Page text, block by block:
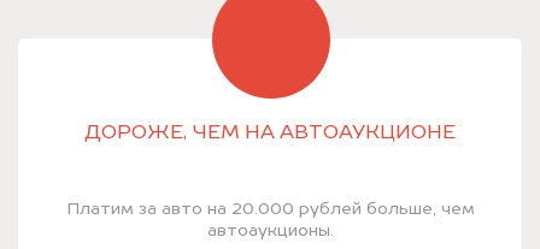
ДОРОЖЕ, ЧЕМ НА АВТОАУКЦИОНЕ
Платим за авто на 20.000 рублей больше, чем
автоаукционы.